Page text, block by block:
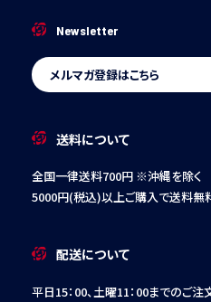
Newsletter
メルマガ登録はこちら
送料について
全国一律送料700円 ※沖縄を除く
5000円(税込)以上ご購入で送料無
配送について
平日15：00、土曜11：00までのご